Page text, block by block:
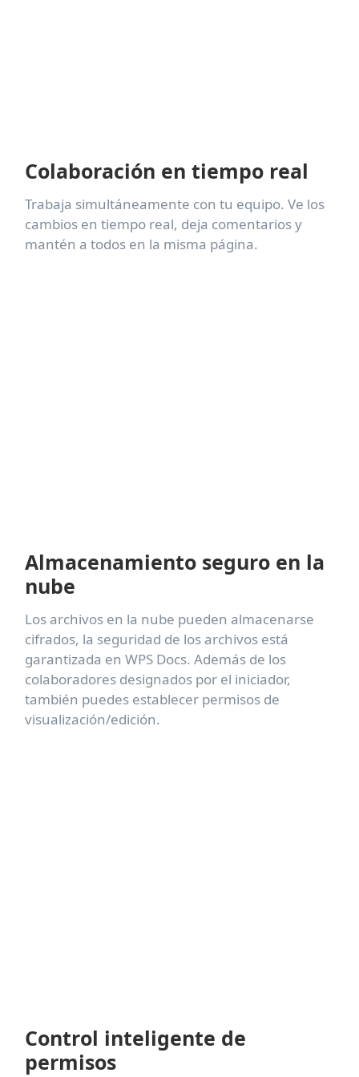
Colaboración en tiempo real
Trabaja simultáneamente con tu equipo. Ve los
cambios en tiempo real, deja comentarios y
mantén a todos en la misma página.
Almacenamiento seguro en la
nube
Los archivos en la nube pueden almacenarse
cifrados, la seguridad de los archivos está
garantizada en WPS Docs. Además de los
colaboradores designados por el iniciador,
también puedes establecer permisos de
visualización/edición.
Control inteligente de
permisos